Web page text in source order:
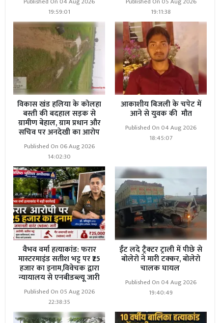
19:59:01
19:11:38
विकास खंड हलिया के कोलहा
बस्ती की बदहाल सड़क से
ग्रामीण बेहाल, ग्राम प्रधान और
सचिव पर अनदेखी का आरोप
Published On 06 Aug 2026
14:02:30
आकाशीय बिजली के चपेट में
आने से युवक की मौत
Published On 04 Aug 2026
18:45:07
वैभव वर्मा हत्याकांड: फरार
मास्टरमाइंड सतीश भट्ट पर ₹25
हजार का इनाम,विवेचक द्वारा
न्यायालय से एनबीडब्ल्यू जारी
Published On 05 Aug 2026
22:38:35
ईंट लदे ट्रैक्टर ट्राली में पीछे से
बोलेरो ने मारी टक्कर, बोलेरो
चालक घायल
Published On 04 Aug 2026
19:40:49